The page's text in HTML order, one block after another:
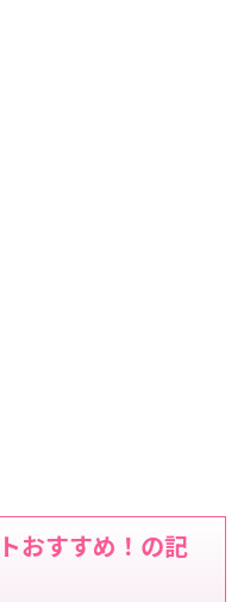
おすすめ！の記